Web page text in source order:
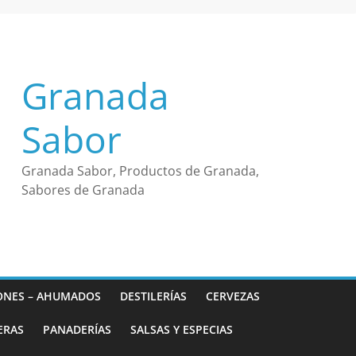
Granada
Sabor
Granada Sabor, Productos de Granada,
Sabores de Granada
– AHUMADOS DESTILERÍAS CERVEZAS
PANADERÍAS SALSAS Y ESPECIAS